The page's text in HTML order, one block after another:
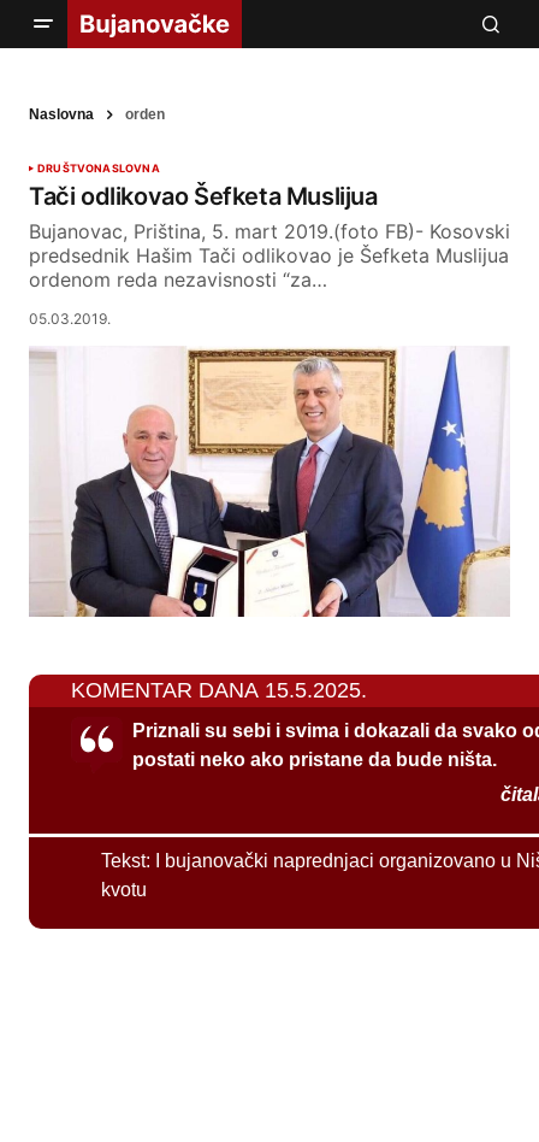
Naslovna orden
DRUŠTVONASLOVNA
Tači odlikovao Šefketa Muslijua
Bujanovac, Priština, 5. mart 2019.(foto FB)- Kosovski
predsednik Hašim Tači odlikovao je Šefketa Muslijua
ordenom reda nezavisnosti “za…
05.03.2019.
KOMENTAR DANA 15.5.2025.
Priznali su sebi i svima i dokazali da svako
postati neko ako pristane da bude ništa.
Tekst:
I bujanovački naprednjaci organizovano u
kvotu